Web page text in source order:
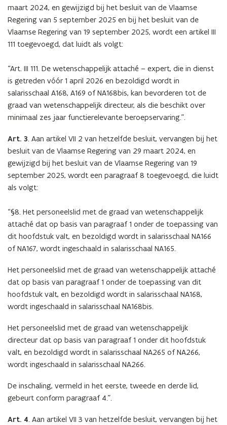
maart 2024, en gewijzigd bij het besluit van de Vlaamse
Regering van 5 september 2025 en bij het besluit van de
Vlaamse Regering van 19 september 2025, wordt een artikel III
111 toegevoegd, dat luidt als volgt:
“Art. III 111. De wetenschappelijk attaché – expert, die in dienst
is getreden vóór 1 april 2026 en bezoldigd wordt in
salarisschaal A168, A169 of NA168bis, kan bevorderen tot de
graad van wetenschappelijk directeur, als die beschikt over
minimaal zes jaar functierelevante beroepservaring.”.
Art. 3. Aan artikel VII 2 van hetzelfde besluit, vervangen bij het
besluit van de Vlaamse Regering van 29 maart 2024, en
gewijzigd bij het besluit van de Vlaamse Regering van 19
september 2025, wordt een paragraaf 8 toegevoegd, die luidt
als volgt:
“§8. Het personeelslid met de graad van wetenschappelijk
attaché dat op basis van paragraaf 1 onder de toepassing van
dit hoofdstuk valt, en bezoldigd wordt in salarisschaal NA166
of NA167, wordt ingeschaald in salarisschaal NA165.
Het personeelslid met de graad van wetenschappelijk attaché
dat op basis van paragraaf 1 onder de toepassing van dit
hoofdstuk valt, en bezoldigd wordt in salarisschaal NA168,
wordt ingeschaald in salarisschaal NA168bis.
Het personeelslid met de graad van wetenschappelijk
directeur dat op basis van paragraaf 1 onder dit hoofdstuk
valt, en bezoldigd wordt in salarisschaal NA265 of NA266,
wordt ingeschaald in salarisschaal NA266.
De inschaling, vermeld in het eerste, tweede en derde lid,
gebeurt conform paragraaf 4.”.
Art. 4. Aan artikel VII 3 van hetzelfde besluit, vervangen bij het